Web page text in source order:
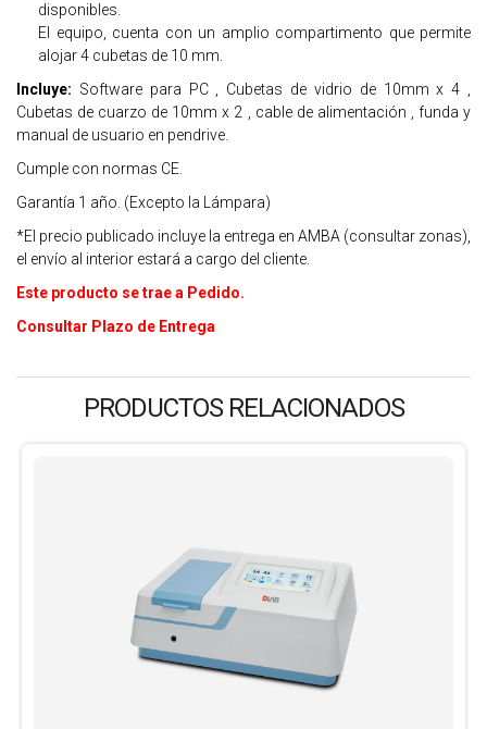
disponibles.
El equipo, cuenta con un amplio compartimento que permite
alojar 4 cubetas de 10 mm.
Incluye: Software para PC , Cubetas de vidrio de 10mm x 4 ,
Cubetas de cuarzo de 10mm x 2 , cable de alimentación , funda y
manual de usuario en pendrive.
Cumple con normas CE.
Garantía 1 año. (Excepto la Lámpara)
*El precio publicado incluye la entrega en AMBA (consultar zonas),
el envío al interior estará a cargo del cliente.
Este producto se trae a Pedido.
Consultar Plazo de Entrega
PRODUCTOS RELACIONADOS